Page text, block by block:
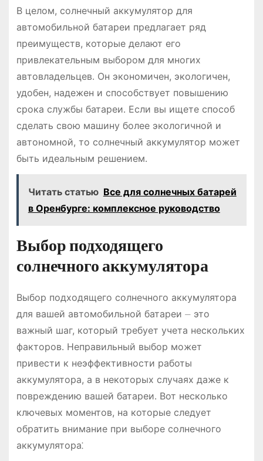
В целом, солнечный аккумулятор для
автомобильной батареи предлагает ряд
преимуществ, которые делают его
привлекательным выбором для многих
автовладельцев․ Он экономичен, экологичен,
удобен, надежен и способствует повышению
срока службы батареи․ Если вы ищете способ
сделать свою машину более экологичной и
автономной, то солнечный аккумулятор может
быть идеальным решением․
Читать статью Все для солнечных батарей
в Оренбурге: комплексное руководство
Выбор подходящего
солнечного аккумулятора
Выбор подходящего солнечного аккумулятора
для вашей автомобильной батареи ⏤ это
важный шаг, который требует учета нескольких
факторов․ Неправильный выбор может
привести к неэффективности работы
аккумулятора, а в некоторых случаях даже к
повреждению вашей батареи․ Вот несколько
ключевых моментов, на которые следует
обратить внимание при выборе солнечного
аккумулятора⁚